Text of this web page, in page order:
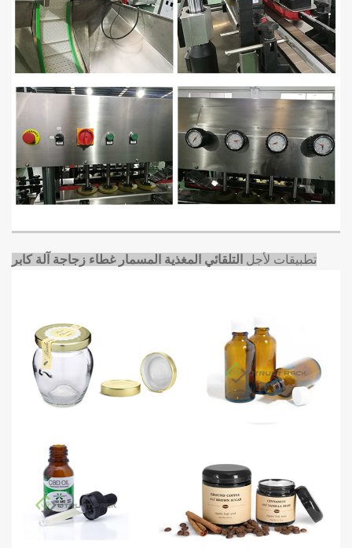
تطبيقات لأجل التلقائي المغذية المسمار غطاء زجاجة آلة كابر